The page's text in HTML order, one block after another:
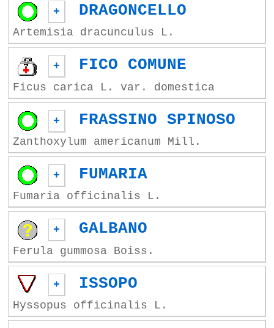
+ DRAGONCELLO
Artemisia dracunculus L.
+ FICO COMUNE
Ficus carica L. var. domestica
+ FRASSINO SPINOSO
Zanthoxylum americanum Mill.
+ FUMARIA
Fumaria officinalis L.
+ GALBANO
Ferula gummosa Boiss.
+ ISSOPO
Hyssopus officinalis L.